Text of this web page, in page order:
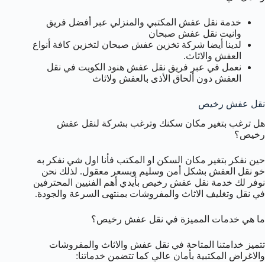
خدمة نقل عفش المكتبي والمنزلي عبر أفضل فريق
وانيت نقل عفش صبحان
لدينا أيضا شركة تخزين عفش صبحان لتخزين كافة أنواع
العفش والاثاث.
نعمل في عبر فريق نقل عفش هنود الكويت في نقل
العفش دون ألحاق الأذى بالعفش ولاثاث
نقل عفش رخيص
هل ترغب بتغير مكان سكنك وترغب بشركة لنقل عفش
رخيص؟
حين نفكر بتغير مكان السكن او المكتب فأنا اول شي نفكر به
خو نقل العفش بشكل أمن وسليم وبسعر معقول. لذلك نحن
نوفر لك خدمة نقل عفش رخيص بأيدي أهم الفنيين المحترفين
في نقل وتغليف الاثاث والمفروشات بمنتهى السرعة والجودة.
ما هي خدمات المميزة في نقل عفش رخيص؟
تتميز خدامتنا المتاحة في نقل عفش والاثاث والمفروشات
والاغراض المكتبية بأمان عالي كما تتضمن خدماتنا: